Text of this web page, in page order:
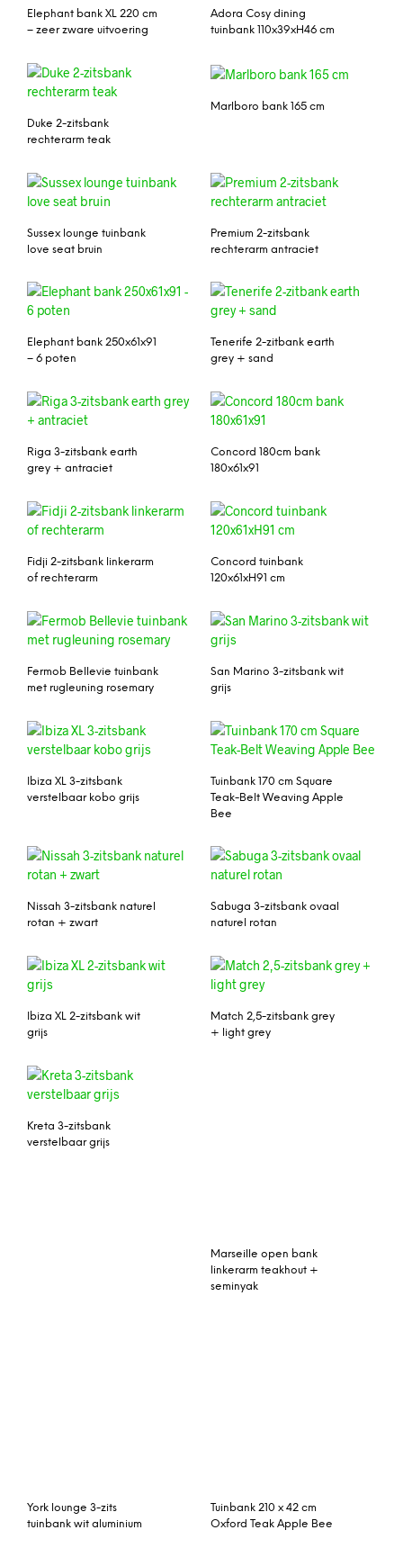
Elephant bank XL 220 cm
– zeer zware uitvoering
Adora Cosy dining
tuinbank 110x39xH46 cm
Duke 2-zitsbank
rechterarm teak
Marlboro bank 165 cm
Sussex lounge tuinbank
love seat bruin
Premium 2-zitsbank
rechterarm antraciet
Elephant bank 250x61x91
– 6 poten
Tenerife 2-zitbank earth
grey + sand
Riga 3-zitsbank earth
grey + antraciet
Concord 180cm bank
180x61x91
Fidji 2-zitsbank linkerarm
of rechterarm
Concord tuinbank
120x61xH91 cm
Fermob Bellevie tuinbank
met rugleuning rosemary
San Marino 3-zitsbank wit
grijs
Ibiza XL 3-zitsbank
verstelbaar kobo grijs
Tuinbank 170 cm Square
Teak-Belt Weaving Apple
Bee
Nissah 3-zitsbank naturel
rotan + zwart
Sabuga 3-zitsbank ovaal
naturel rotan
Ibiza XL 2-zitsbank wit
grijs
Match 2,5-zitsbank grey
+ light grey
Kreta 3-zitsbank
verstelbaar grijs